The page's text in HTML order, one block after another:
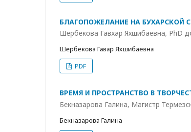
БЛАГОПОЖЕЛАНИЕ НА БУХАРСКОЙ
Шербекова Гавхар Яхшибаевна, PhD
Шербекова Гавҳар Яхшибаевна
PDF
ВРЕМЯ И ПРОСТРАНСТВО В
Бекназарова Галина, Магистр
Бекназарова Галина